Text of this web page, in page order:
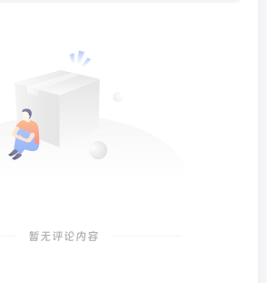
暂无评论内容